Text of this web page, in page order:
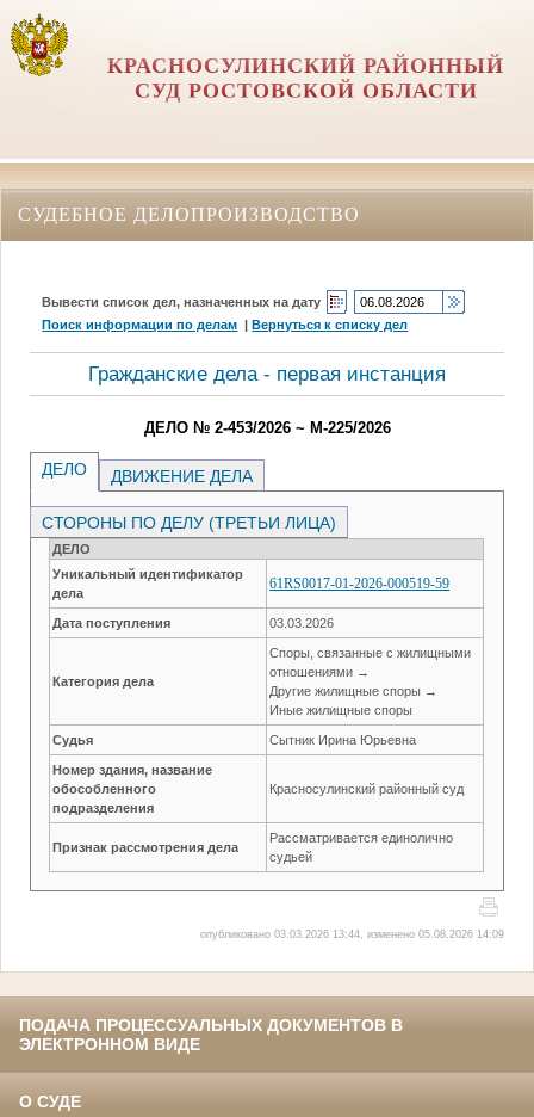
КРАСНОСУЛИНСКИЙ РАЙОННЫЙ
СУД РОСТОВСКОЙ ОБЛАСТИ
СУДЕБНОЕ ДЕЛОПРОИЗВОДСТВО
Вывести список дел, назначенных на дату
Поиск информации по делам |Вернуться к списку дел
Гражданские дела - первая инстанция
ДЕЛО № 2-453/2026 ~ М-225/2026
ДЕЛО ДВИЖЕНИЕ ДЕЛА
СТОРОНЫ ПО ДЕЛУ (ТРЕТЬИ ЛИЦА)
ДЕЛО
Уникальный идентификатор
дела
61RS0017-01-2026-000519-59
Дата поступления 03.03.2026
Категория дела
Споры, связанные с жилищными
отношениями →
Другие жилищные споры →
Иные жилищные споры
Судья Сытник Ирина Юрьевна
Номер здания, название
обособленного
подразделения
Красносулинский районный суд
Признак рассмотрения дела
Рассматривается единолично
судьей
опубликовано 03.03.2026 13:44, изменено 05.08.2026 14:09
ПОДАЧА ПРОЦЕССУАЛЬНЫХ ДОКУМЕНТОВ В
ЭЛЕКТРОННОМ ВИДЕ
О СУДЕ